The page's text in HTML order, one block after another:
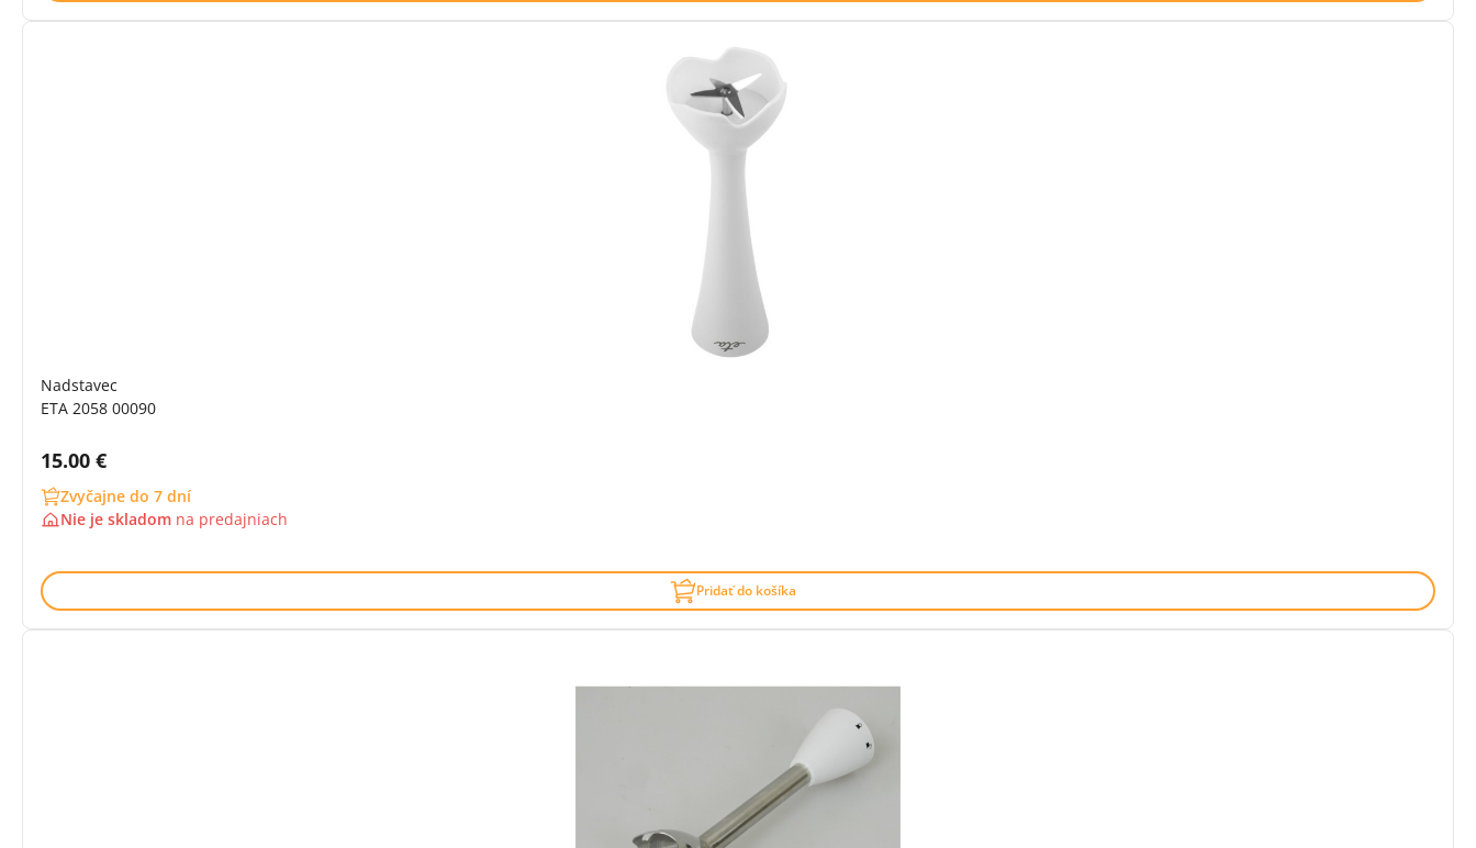
Nadstavec
ETA 2058 00090
Cena s DPH:
15.00 €
Zvyčajne do 7 dní
Nie je skladom na predajniach
Pridať do košíka